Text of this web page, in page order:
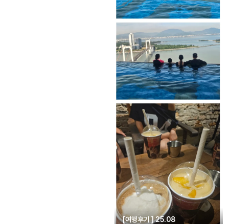
[여행후기 ] 25.08